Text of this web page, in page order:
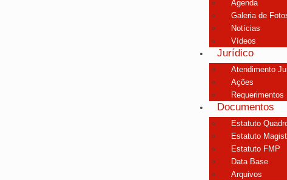
Agenda
Galeria de
Notícias
Vídeos
Jurídico
Atendimento
Ações
Requerimentos
Documentos
Estatuto
Estatuto
Estatuto FMP
Data Base
Arquivos